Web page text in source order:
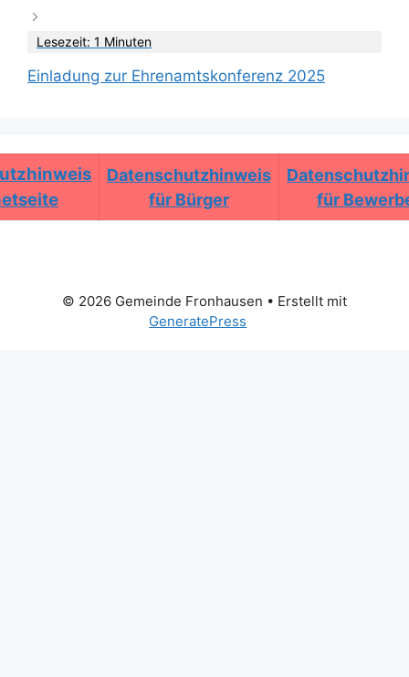
Lesezeit: 1 Minuten
Einladung zur Ehrenamtskonferenz 2025
Datenschutzhinweis
für Bürger
für
© 2026 Gemeinde Fronhausen • Erstellt mit
GeneratePress